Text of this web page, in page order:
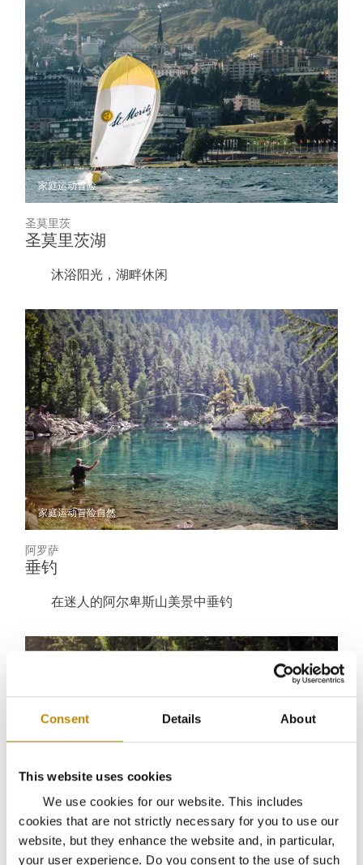
Consent Details About
This website uses cookies
We use cookies for our website. This includes
cookies that are not strictly necessary for you to use our
website, but they enhance the website and, in particular,
your user experience. Do you consent to the use of such
家庭运动冒险
圣莫里茨
圣莫里茨湖
沐浴阳光，湖畔休闲
家庭运动冒险自然
阿罗萨
垂钓
在迷人的阿尔卑斯山美景中垂钓
运动冒险自然